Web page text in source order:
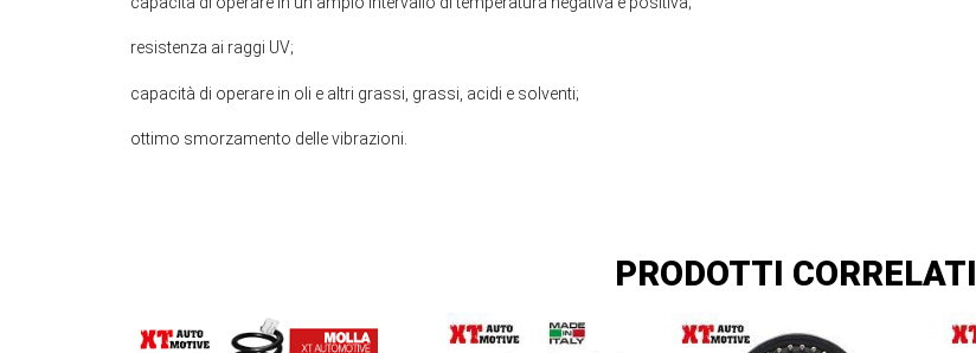
resistenza ai raggi UV;
capacità di operare in oli e altri grassi, grassi, acidi e solventi;
ottimo smorzamento delle vibrazioni.
PRODOTTI CORRELATI